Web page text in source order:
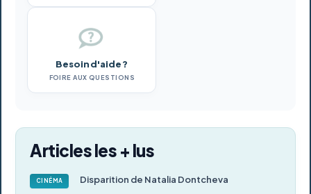
Besoin d'aide ?
FOIRE AUX QUESTIONS
Articles les + lus
CINÉMA Disparition de Natalia Dontcheva